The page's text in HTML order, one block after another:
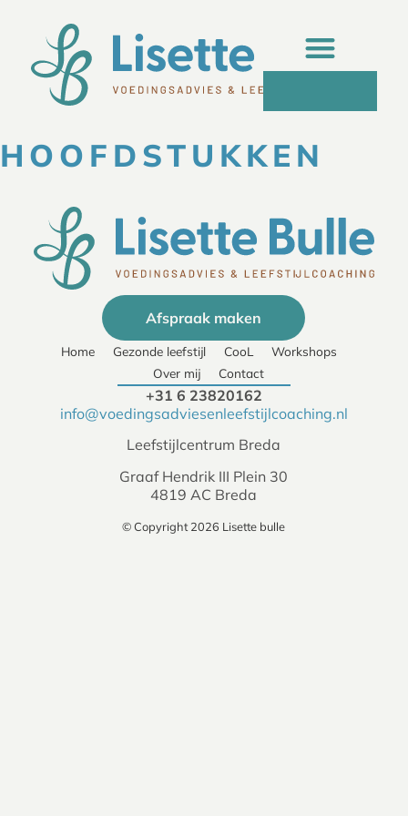
HOOFDSTUKKEN
Afspraak maken
Home Gezonde leefstijl CooL
Workshops
Over mij
Contact
+31 6 23820162
info@voedingsadviesenleefstijlcoaching.nl
Leefstijlcentrum Breda
Graaf Hendrik III Plein 30
4819 AC Breda
© Copyright 2026 Lisette bulle